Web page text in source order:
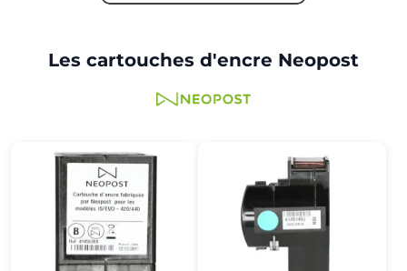
Les cartouches d'encre Neopost